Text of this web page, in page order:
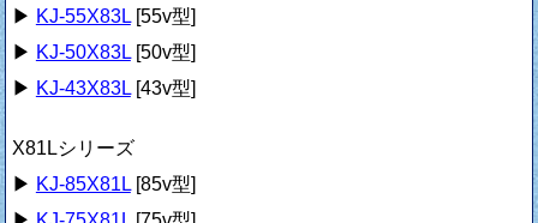
▶ KJ-55X83L[55v型]
▶ KJ-50X83L[50v型]
▶ KJ-43X83L[43v型]
X81Lシリーズ
▶ KJ-85X81L[85v型]